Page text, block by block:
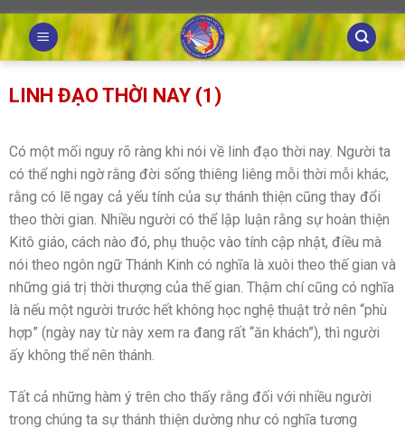
Skip
to
content
LINH ĐẠO THỜI NAY (1)
Có một mối nguy rõ ràng khi nói về linh đạo thời nay. Người ta
có thể nghi ngờ rằng đời sống thiêng liêng mỗi thời mỗi khác,
rằng có lẽ ngay cả yếu tính của sự thánh thiện cũng thay đổi
theo thời gian. Nhiều người có thể lập luận rằng sự hoàn thiện
Kitô giáo, cách nào đó, phụ thuộc vào tính cập nhật, điều mà
nói theo ngôn ngữ Thánh Kinh có nghĩa là xuôi theo thế gian và
những giá trị thời thượng của thế gian. Thậm chí cũng có nghĩa
là nếu một người trước hết không học nghệ thuật trở nên “phù
hợp” (ngày nay từ này xem ra đang rất “ăn khách”), thì người
ấy không thể nên thánh.
Tất cả những hàm ý trên cho thấy rằng đối với nhiều người
trong chúng ta sự thánh thiện dường như có nghĩa tương